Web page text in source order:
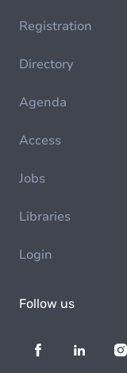
Registration
Directory
Agenda
Access
Jobs
Libraries
Login
Follow us